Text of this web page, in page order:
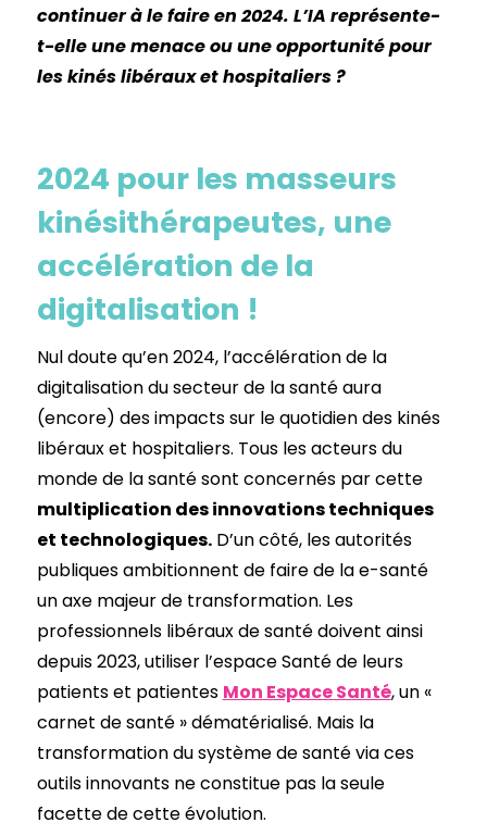
continuer à le faire en 2024. L’IA représente-
t-elle une menace ou une opportunité pour
les kinés libéraux et hospitaliers ?
2024 pour les masseurs
kinésithérapeutes, une
accélération de la
digitalisation !
Nul doute qu’en 2024, l’accélération de la
digitalisation du secteur de la santé aura
(encore) des impacts sur le quotidien des kinés
libéraux et hospitaliers. Tous les acteurs du
monde de la santé sont concernés par cette
multiplication des innovations techniques
et technologiques.D’un côté, les autorités
publiques ambitionnent de faire de la e-santé
un axe majeur de transformation. Les
professionnels libéraux de santé doivent ainsi
depuis 2023, utiliser l’espace Santé de leurs
patients et patientes Mon Espace Santé, un «
carnet de santé » dématérialisé. Mais la
transformation du système de santé via ces
outils innovants ne constitue pas la seule
facette de cette évolution.